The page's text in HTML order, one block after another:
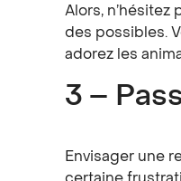
Alors,
des possibles.
adorez les
3 –
Envisager une